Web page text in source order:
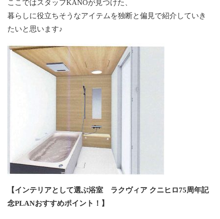
ここではスタッフKANOが見つけた、
暮らしに役立ちそうなアイテムを独断と偏見で紹介していき
たいと思います♪
【インテリアとして選ぶ浴室 ラクヴィア クニヒロ75周年記
念PLANおすすめポイント！】